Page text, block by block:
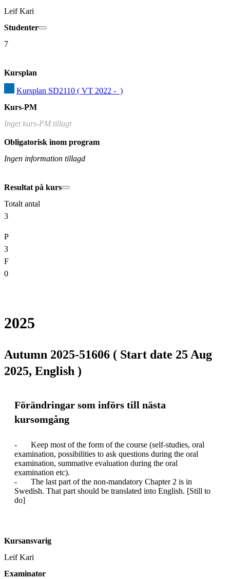
Leif Kari
Studenter
7
Kursplan
Kursplan SD2110 ( VT 2022 -  )
Kurs-PM
Inget kurs-PM tillagt
Obligatorisk inom program
Ingen information tillagd
Resultat på kurs
Totalt antal
3
P
3
F
0
2025
Autumn 2025-51606 ( Start date 25 Aug
2025, English )
Förändringar som införs till nästa
kursomgång
-	Keep most of the form of the course (self-studies, oral
examination, possibilities to ask questions during the oral
examination, summative evaluation during the oral
examination etc).
-	The last part of the non-mandatory Chapter 2 is in
Swedish. That part should be translated into English. [Still to
do]
Kursansvarig
Leif Kari
Examinator